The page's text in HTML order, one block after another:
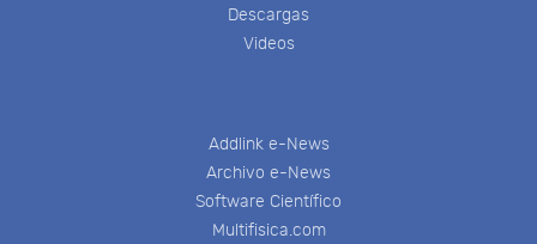
Descargas
Videos
Addlink e-News
Archivo e-News
Software Científico
Multifisica.com